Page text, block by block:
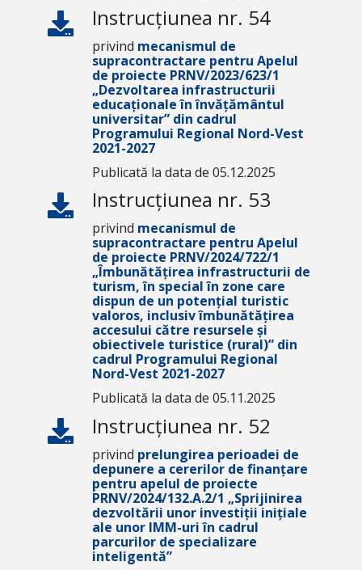
Instrucțiunea nr. 54
privind mecanismul de
supracontractare pentru Apelul
de proiecte PRNV/2023/623/1
„Dezvoltarea infrastructurii
educaționale în învățământul
universitar” din cadrul
Programului Regional Nord-Vest
2021-2027
Publicată la data de 05.12.2025
Instrucțiunea nr. 53
privind mecanismul de
supracontractare pentru Apelul
de proiecte PRNV/2024/722/1
„Îmbunătățirea infrastructurii de
turism, în special în zone care
dispun de un potențial turistic
valoros, inclusiv îmbunătățirea
accesului către resursele și
obiectivele turistice (rural)” din
cadrul Programului Regional
Nord-Vest 2021-2027
Publicată la data de 05.11.2025
Instrucțiunea nr. 52
privind prelungirea perioadei de
depunere a cererilor de finanțare
pentru apelul de proiecte
PRNV/2024/132.A.2/1 „Sprijinirea
dezvoltării unor investiții inițiale
ale unor IMM-uri în cadrul
parcurilor de specializare
inteligentă”